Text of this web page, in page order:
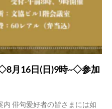
月16日(日)9時~◇参加
俳句愛好者の皆さまには如